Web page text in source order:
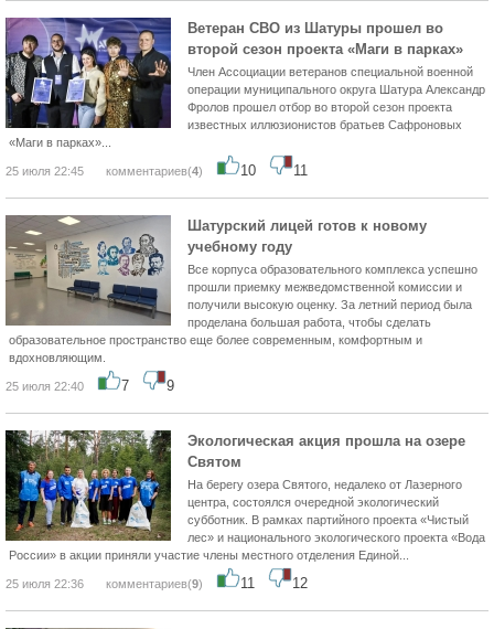
Ветеран СВО из Шатуры прошел во
второй сезон проекта «Маги в парках»
Член Ассоциации ветеранов специальной военной
операции муниципального округа Шатура Александр
Фролов прошел отбор во второй сезон проекта
известных иллюзионистов братьев Сафроновых
«Маги в парках»...
25 июля 22:45 комментариев(4) 10 11
Шатурский лицей готов к новому
учебному году
Все корпуса образовательного комплекса успешно
прошли приемку межведомственной комиссии и
получили высокую оценку. За летний период была
проделана большая работа, чтобы сделать
образовательное пространство еще более современным, комфортным и
вдохновляющим.
25 июля 22:40 7 9
Экологическая акция прошла на озере
Святом
На берегу озера Святого, недалеко от Лазерного
центра, состоялся очередной экологический
субботник. В рамках партийного проекта «Чистый
лес» и национального экологического проекта «Вода
России» в акции приняли участие члены местного отделения Единой...
25 июля 22:36 комментариев(9) 11 12